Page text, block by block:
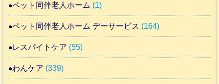
ペット同伴老人ホーム (1)
ペット同伴老人ホーム デーサービス (164)
レスパイトケア (55)
わんケア (339)